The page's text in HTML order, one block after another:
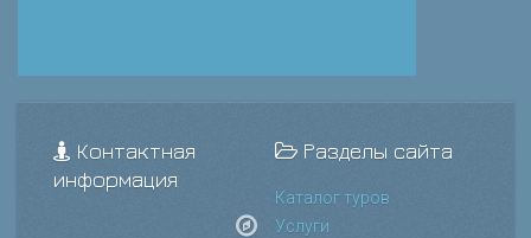
Контактная
информация
Разделы сайта
Каталог туров
Услуги